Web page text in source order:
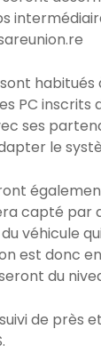
PC
ses
le
capté par
véhicule
est donc
du
de